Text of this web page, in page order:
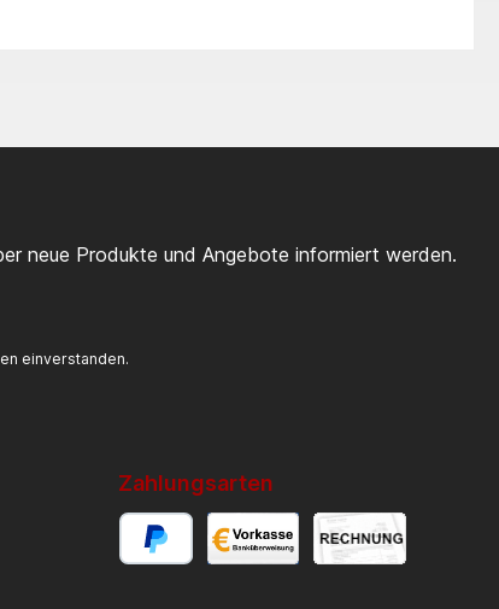
neue Produkte und Angebote informiert werden.
einverstanden.
Zahlungsarten